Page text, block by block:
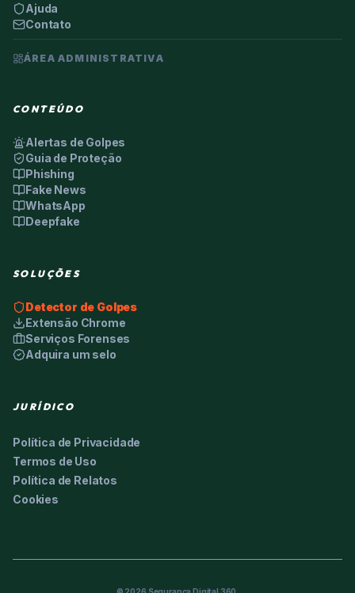
Ajuda
Contato
ÁREA ADMINISTRATIVA
CONTEÚDO
Alertas de Golpes
Guia de Proteção
Phishing
Fake News
WhatsApp
Deepfake
SOLUÇÕES
Detector de Golpes
Extensão Chrome
Serviços Forenses
Adquira um selo
JURÍDICO
Política de Privacidade
Termos de Uso
Política de Relatos
Cookies